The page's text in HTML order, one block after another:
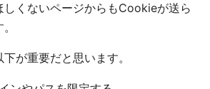
しくないページからもCookieが送ら
が重要だと思います。